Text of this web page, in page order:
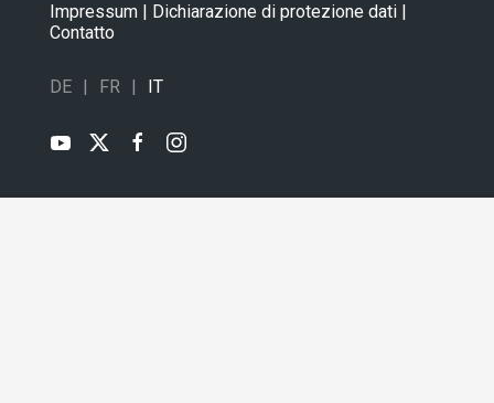
Impressum Dichiarazione di protezione dati
Contatto
DE FR IT